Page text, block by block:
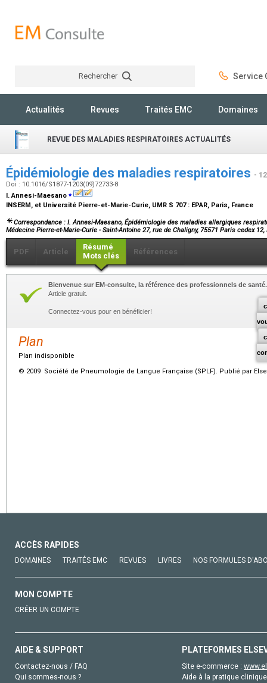
Rechercher Service
Actualités Revues Traités EMC Domaines
REVUE DES MALADIES RESPIRATOIRES ACTUALITÉS
Épidémiologie des maladies respiratoires -
Doi : 10.1016/S1877-1203(09)72733-8
I. Annesi-Maesano ⁎
INSERM, et Université Pierre-et-Marie-Curie, UMR S 707 : EPAR, Paris, France
Correspondance : I. Annesi-Maesano, Épidémiologie des maladies allergiques
Médecine Pierre-et-Marie-Curie - Saint-Antoine 27, rue de Chaligny, 75571 Paris cedex 12,
PDF Article
Résumé
Mots clés
Références
Bienvenue sur EM-consulte, la référence des professionnels de santé.
Article gratuit.
Connectez-vous pour en bénéficier!
Plan
Plan indisponible
© 2009 Société de Pneumologie de Langue Française (SPLF). Publié par
ACCÈS RAPIDES
DOMAINES TRAITÉS EMC REVUES LIVRES NOS FORMULES
MON COMPTE
CRÉER UN COMPTE
AIDE & SUPPORT
Contactez-nous / FAQ
Qui sommes-nous ?
PLATEFORMES
Site e-commerce :
Aide à la pratique